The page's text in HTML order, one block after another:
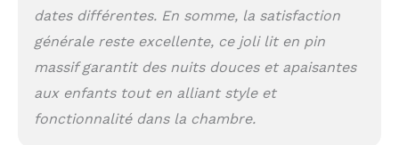
et rapide à monter ;
tout le nécessaire est
inclus dans le set ;
en mousse froide de 10
cm de hauteur ; le lit
dates différentes. En somme, la satisfaction
générale reste excellente, ce joli lit en pin
massif garantit des nuits douces et apaisantes
aux enfants tout en alliant style et
fonctionnalité dans la chambre.